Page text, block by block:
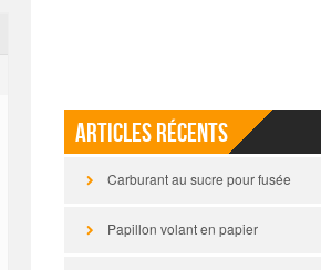
Articles récents
Carburant au sucre pour fusée
Papillon volant en papier